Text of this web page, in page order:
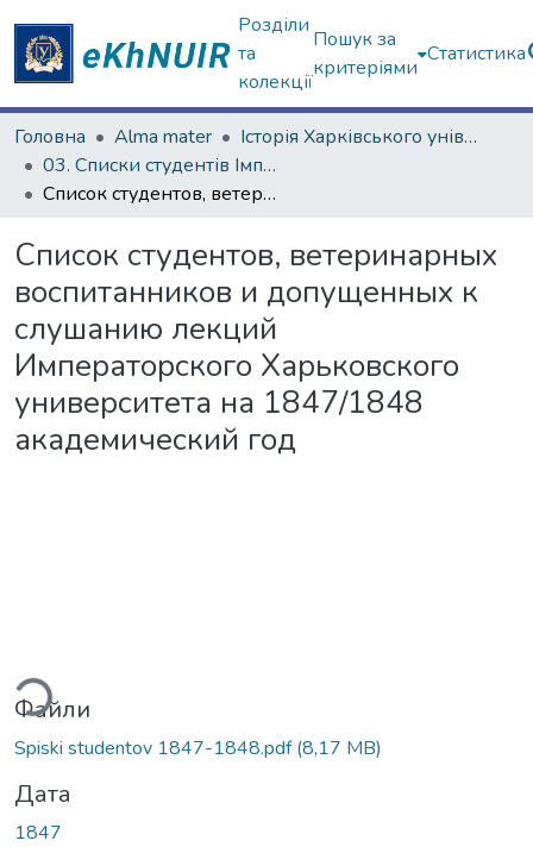
Розділи
та
колекції
Пошук за
критеріями
Статистика
Головна Alma mater
Історія Харківського університету
03. Списки студентів Імператорського Харківського університету
Список студентов, ветеринарных воспитанников и допущенных к слушанию лекций Императорского Харьковского университета на 1847/1848 академический год
Список студентов, ветеринарных
воспитанников и допущенных к
слушанию лекций
Императорского Харьковского
университета на 1847/1848
академический год
Файли
Spiski studentov 1847-1848.pdf(8,17 MB)
Дата
1847